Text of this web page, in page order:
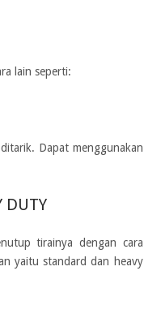
lain seperti:
Dapat menggunakan
DUTY
tirainya dengan cara
yaitu standard dan heavy